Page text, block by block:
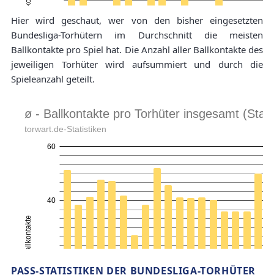
Hier wird geschaut, wer von den bisher eingesetzten
Bundesliga-Torhütern im Durchschnitt die meisten
Ballkontakte pro Spiel hat. Die Anzahl aller Ballkontakte des
jeweiligen Torhüter wird aufsummiert und durch die
Spieleanzahl geteilt.
PASS-STATISTIKEN DER BUNDESLIGA-TORHÜTER